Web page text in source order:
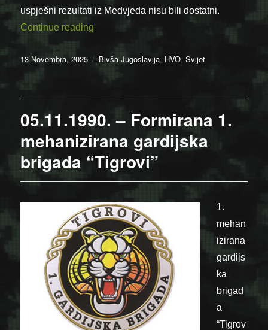
uspješni rezultati iz Medvjeda nisu bili dostatni.
Continue reading “13.11.1991. – Završila operacija
Posted
13 Novembra, 2025 Categories
Bivša Jugoslavija, HVO,Svijet
05.11.1990. – Formirana 1.
mehanizirana gardijska
brigada “Tigrovi”
1.
mehan
izirana
gardijs
ka
brigad
a
“Tigrov